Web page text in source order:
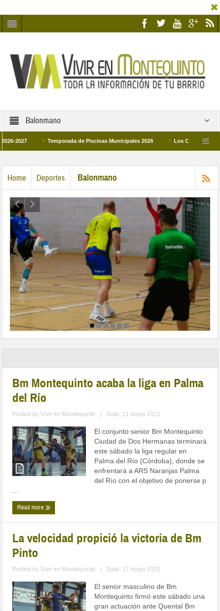
Balonmano
Temporada de Piscinas Municipales 2026 Los Campus de
Home Deportes Balonmano
Bm Montequinto acaba la liga en Palma
del Río
Posted byVivir en Montequinto Date: 21 mayo 2021
El conjunto senior Bm Montequinto
Ciudad de Dos Hermanas terminará
este sábado la liga regular en
Palma del Río (Córdoba), donde se
enfrentará a ARS Naranjas Palma
del Río con el objetivo de ponerse p
...
Read more
La velocidad propició la victoria de Bm
Pinto
Posted byVivir en Montequinto Date: 17 mayo 2021
El senior masculino de Bm
Montequinto firmó este sábado una
gran actuación ante Quental Bm